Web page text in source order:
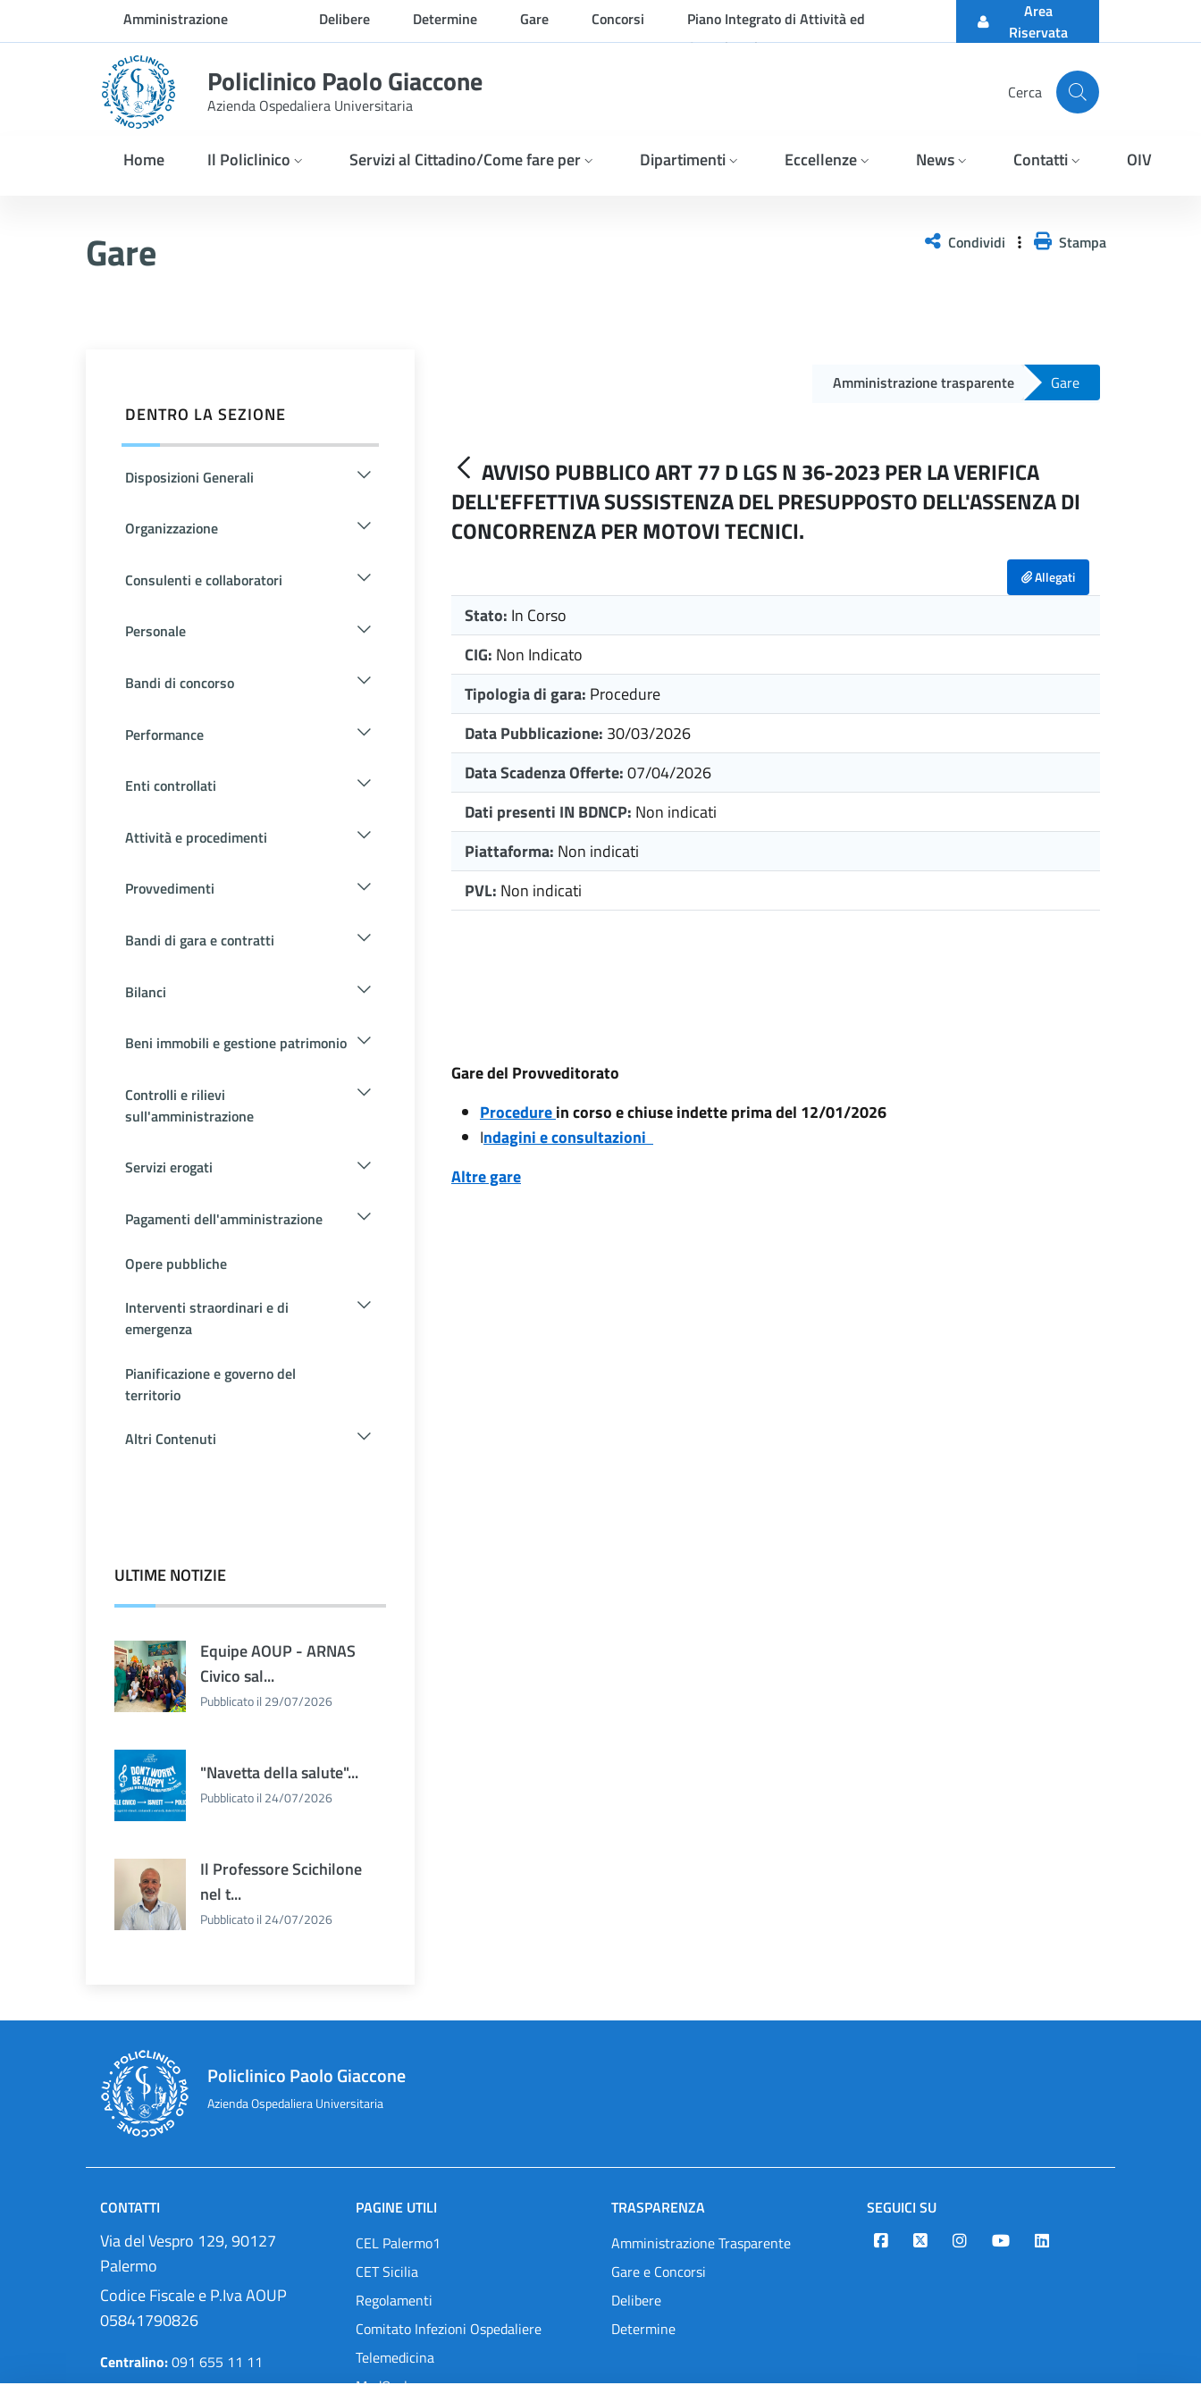
Skip to Main ContentAmministrazione
trasparente
Delibere Determine Gare Concorsi
Piano Integrato di Attività ed
Organizzazione
Area
Riservata
Policlinico Paolo Giaccone
Azienda Ospedaliera Universitaria
Cerca
Home Il Policlinico Servizi al Cittadino/Come fare per Dipartimenti Eccellenze News Contatti OIV
Gare Condividi Stampa
DENTRO LA SEZIONE
Disposizioni Generali
Organizzazione
Consulenti e collaboratori
Personale
Bandi di concorso
Performance
Enti controllati
Attività e procedimenti
Provvedimenti
Bandi di gara e contratti
Bilanci
Beni immobili e gestione patrimonio
Controlli e rilievi
sull'amministrazione
Servizi erogati
Pagamenti dell'amministrazione
Opere pubbliche
Interventi straordinari e di
emergenza
Pianificazione e governo del
territorio
Altri Contenuti
ULTIME NOTIZIE
Equipe AOUP - ARNAS
Civico sal...
Pubblicato il 29/07/2026
"Navetta della salute"...
Pubblicato il 24/07/2026
Il Professore Scichilone
nel t...
Pubblicato il 24/07/2026
Amministrazione trasparente Gare
AVVISO PUBBLICO ART 77 D LGS N 36-2023 PER LA VERIFICA
DELL'EFFETTIVA SUSSISTENZA DEL PRESUPPOSTO DELL'ASSENZA DI
CONCORRENZA PER MOTOVI TECNICI.
Allegati
Stato: In Corso
CIG: Non Indicato
Tipologia di gara: Procedure
Data Pubblicazione: 30/03/2026
Data Scadenza Offerte:07/04/2026
Dati presenti IN BDNCP: Non indicati
Piattaforma: Non indicati
PVL: Non indicati
Gare del Provveditorato
Procedurein corso e chiuse indette prima del 12/01/2026
Indagini e consultazioni
Altre gare
Policlinico Paolo Giaccone
Azienda Ospedaliera Universitaria
CONTATTI
Via del Vespro 129, 90127
Palermo
Codice Fiscale e P.Iva AOUP
05841790826
Centralino:091 655 11 11
Pec:protocollo@cert.policlinico.pa.it
PAGINE UTILI
CEL Palermo1
CET Sicilia
Regolamenti
Comitato Infezioni Ospedaliere
Telemedicina
MedOral
TRASPARENZA
Amministrazione Trasparente
Gare e Concorsi
Delibere
Determine
SEGUICI SU
Designers Italia
TwitterInstagramYoutubeLinkedin